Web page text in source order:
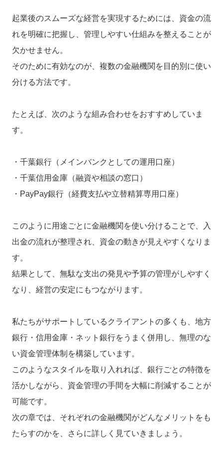
起業後のスムーズな経営を実現するためには、資金の流
れを明確に把握し、管理しやすい仕組みを整えることが
欠かせません。
そのために有効なのが、複数の金融機関を目的別に使い
分ける方法です。
たとえば、次のような組み合わせをおすすめしていま
す。
・千葉銀行（メインバンクとしての運用口座）
・千葉信用金庫（融資や相談の窓口）
・PayPay銀行（経費支払や立替精算専用口座）
このように用途ごとに金融機関を使い分けることで、入
出金の流れが整理され、資金の動きが見えやすくなりま
す。
結果として、無駄な支出の発見や予算の管理がしやすく
なり、経営の安定にもつながります。
私たちがサポートしているクライアントの多くも、地方
銀行・信用金庫・ネット銀行をうまく併用し、無理のな
い資金管理体制を構築しています。
このようなスタイルを取り入れれば、銀行ごとの特徴を
活かしながら、資金管理の手間を大幅に削減することが
可能です。
次の章では、それぞれの金融機関がどんなメリットをも
たらすのかを、さらに詳しく見ていきましょう。